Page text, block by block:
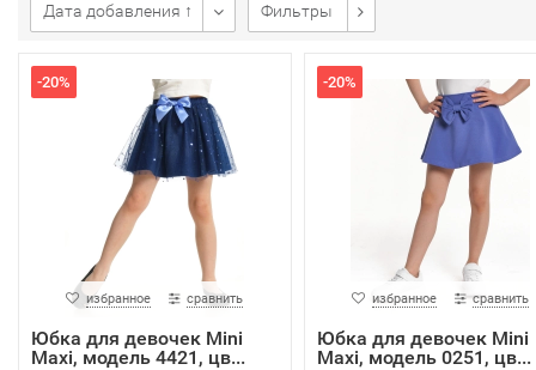
Дата добавления ↑ Фильтры
-20%
избранное сравнить
Юбка для девочек Mini
Maxi, модель 4421, цв...
-20%
избранное сравнить
Юбка для девочек Mini
Maxi, модель 0251, цв...